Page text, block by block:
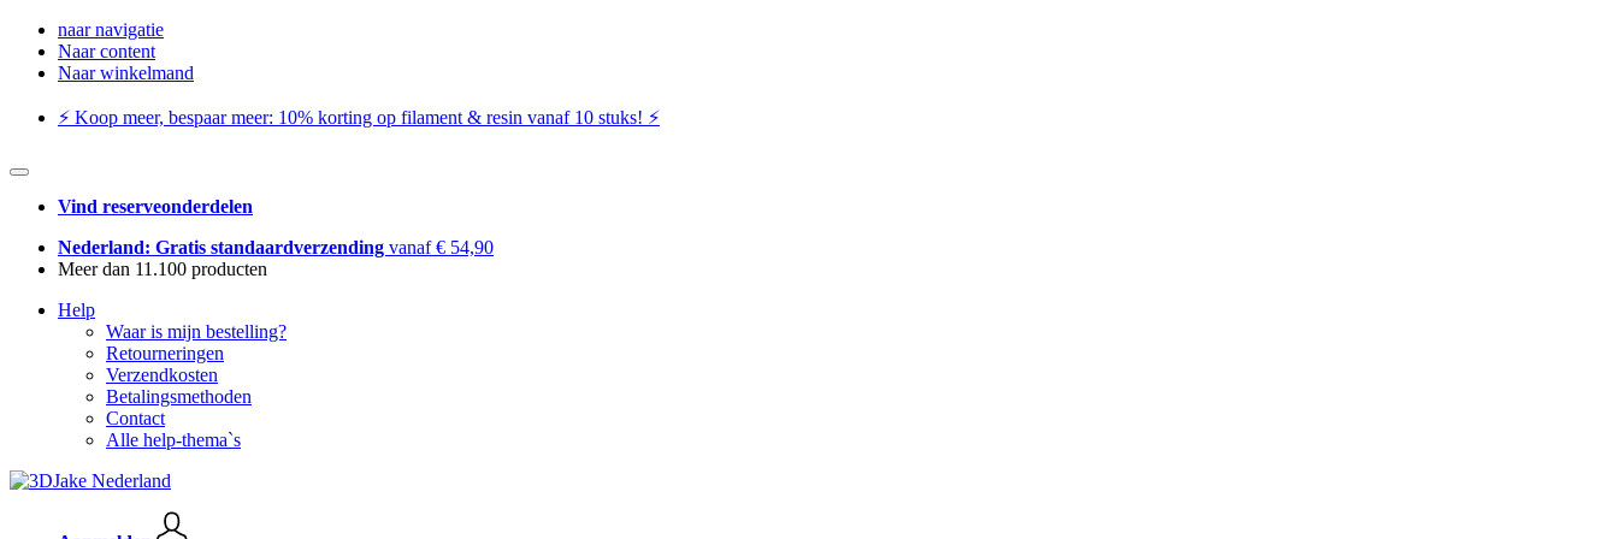
naar navigatie
Naar content
Naar winkelmand
⚡️ Koop meer, bespaar meer: ​​10% korting op filament & resin vanaf 10 stuks! ⚡️
Vind reserveonderdelen
Nederland: Gratis standaardverzending vanaf € 54,90
Meer dan 11.100 producten
Help
Waar is mijn bestelling?
Retourneringen
Verzendkosten
Betalingsmethoden
Contact
Alle help-thema`s